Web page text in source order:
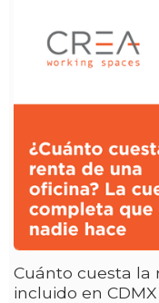
Cuánto cuesta la
incluido en CDMX